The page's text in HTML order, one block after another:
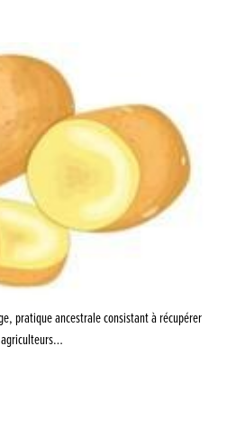
pratique ancestrale consistant à récupérer